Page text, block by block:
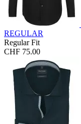
REGULAR
Regular Fit
CHF 75.00